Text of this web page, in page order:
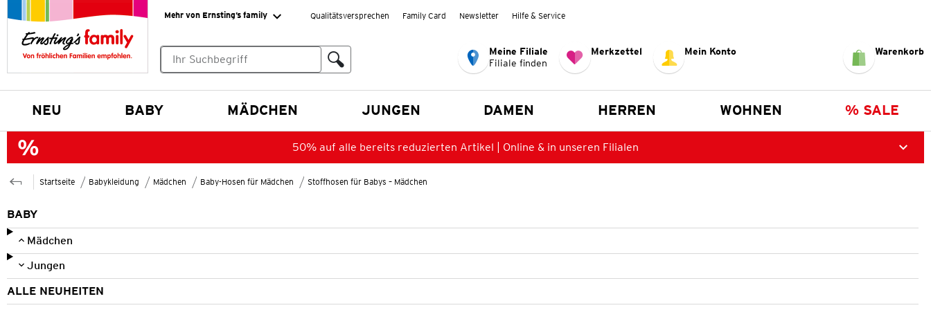
Mehr von Ernsting’s family Qualitätsversprechen Family Card Newsletter Hilfe & Service
Meine Filiale
Filiale finden
Merkzettel Mein Konto Warenkorb
NEU BABY MÄDCHEN JUNGEN DAMEN HERREN WOHNEN % SALE
50% auf alle bereits reduzierten Artikel | Online & in unseren Filialen
Startseite Babykleidung Mädchen Baby-Hosen für Mädchen Stoffhosen für Babys – Mädchen
BABY
Mädchen
Jungen
ALLE NEUHEITEN